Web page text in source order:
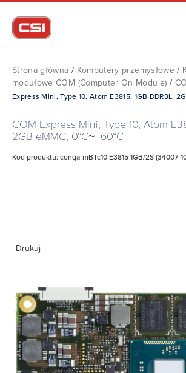
Strona główna / Komputery przemysłowe /
modułowe COM (Computer On Module) /
Express Mini, Type 10, Atom E3815, 1GB DDR3L,
COM Express Mini, Type 10, Atom
2GB eMMC, 0°C~+60°C
Kod produktu: conga-mBTc10 E3815 1GB/2S (34007-
Drukuj